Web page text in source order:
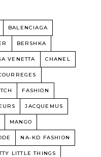
BALENCIAGA
BERSHKA
VENETTA CHANEL
FASHION
JACQUEMUS
MANGO
NA-KD FASHION
LITTLE THINGS